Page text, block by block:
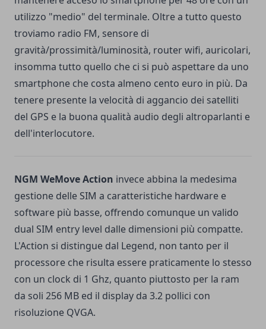
utilizzo "medio" del terminale. Oltre a tutto questo
troviamo radio FM, sensore di
gravità/prossimità/luminosità, router wifi, auricolari,
insomma tutto quello che ci si può aspettare da uno
smartphone che costa almeno cento euro in più. Da
tenere presente la velocità di aggancio dei satelliti
del GPS e la buona qualità audio degli altroparlanti e
dell'interlocutore.
NGM WeMove Action invece abbina la medesima
gestione delle SIM a caratteristiche hardware e
software più basse, offrendo comunque un valido
dual SIM entry level dalle dimensioni più compatte.
L'Action si distingue dal Legend, non tanto per il
processore che risulta essere praticamente lo stesso
con un clock di 1 Ghz, quanto piuttosto per la ram
da soli 256 MB ed il display da 3.2 pollici con
risoluzione QVGA.